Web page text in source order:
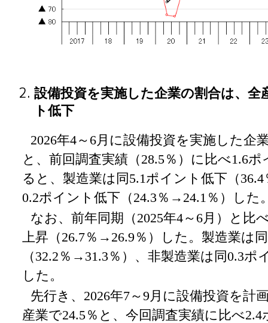
設備投資を実施した企業の割合は、全
ト低下
2026年4～6月に設備投資を実施した企
と、前回調査実績（28.5％）に比べ1.6
ると、製造業は同5.1ポイント低下（
0.2ポイント低下（24.3％→24.1％）した
なお、前年同期（2025年4～6月）と比
上昇（26.7％→26.9％）した。製造業は
（32.2％→31.3％）、非製造業は同0.3
した。
先行き、2026年7～9月に設備投資を計
産業で24.5％と、今回調査実績に比べ